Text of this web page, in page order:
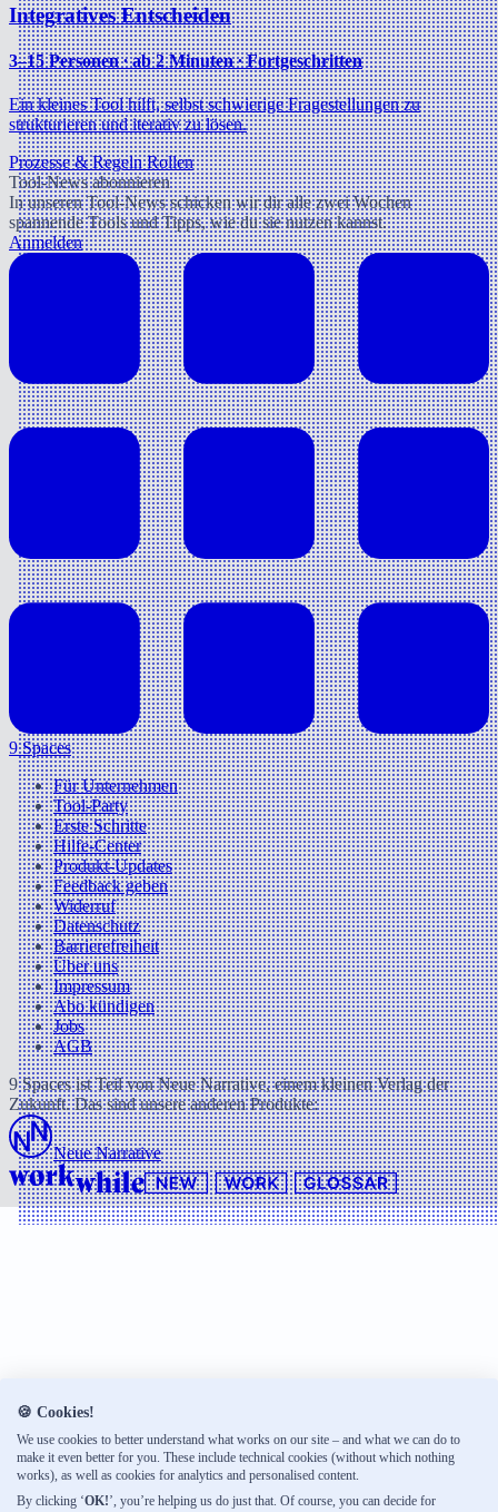
🍪 Cookies!
We use cookies to better understand what works on our site – and what we can do to
make it even better for you. These include technical cookies (without which nothing
works), as well as cookies for analytics and personalised content.
By clicking ‘OK!’, you’re helping us do just that. Of course, you can decide for
Integratives Entscheiden
3–15 Personen ∙ ab 2 Minuten ∙ Fortgeschritten
Ein kleines Tool hilft, selbst schwierige Fragestellungen zu
strukturieren und iterativ zu lösen.
Prozesse & RegelnRollen
Tool-News abonnieren
In unseren Tool-News schicken wir dir alle zwei Wochen
spannende Tools und Tipps, wie du sie nutzen kannst.
Anmelden
9 Spaces
Für Unternehmen
Tool-Party
Erste Schritte
Hilfe-Center
Produkt-Updates
Feedback geben
Widerruf
Datenschutz
Barrierefreiheit
Über uns
Impressum
Abo kündigen
Jobs
AGB
9 Spaces ist Teil von Neue Narrative, einem kleinen Verlag der
Zukunft. Das sind unsere anderen Produkte:
Neue Narrative